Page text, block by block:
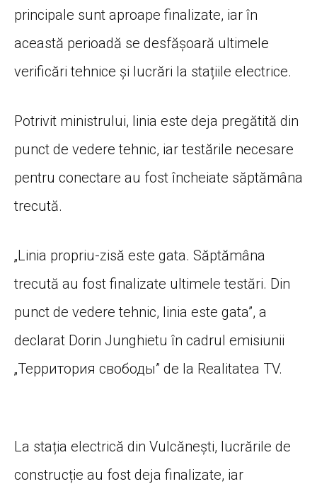
principale sunt aproape finalizate, iar în
această perioadă se desfășoară ultimele
verificări tehnice și lucrări la stațiile electrice.
Potrivit ministrului, linia este deja pregătită din
punct de vedere tehnic, iar testările necesare
pentru conectare au fost încheiate săptămâna
trecută.
„Linia propriu-zisă este gata. Săptămâna
trecută au fost finalizate ultimele testări. Din
punct de vedere tehnic, linia este gata”, a
declarat Dorin Junghietu în cadrul emisiunii
„Территория свободы” de la Realitatea TV.
La stația electrică din Vulcănești, lucrările de
construcție au fost deja finalizate, iar